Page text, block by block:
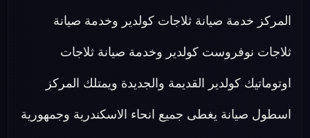
المركز خدمة صيانة ثلاجات كولدير وخدمة صيانة
ثلاجات نوفروست كولدير وخدمة صيانة ثلاجات
اوتوماتيك كولدير القديمة والجديدة ويمتلك المركز
اسطول صيانة يغطى جميع انحاء الاسكندرية وجمهورية